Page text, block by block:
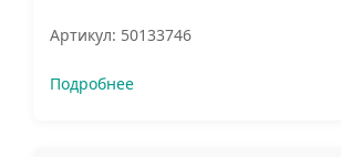
Артикул: 50133746
Подробнее